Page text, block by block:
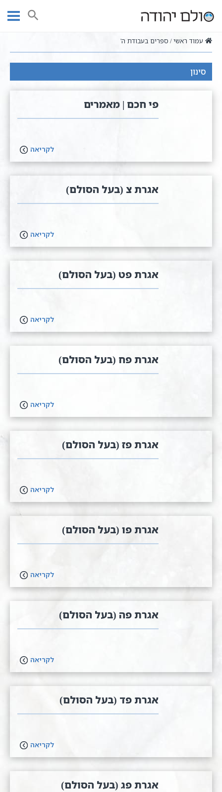
חיפוש
עמוד ראשי ספרים בעבודת ה'
פי חכם | מאמרים
לקריאה
אגרת צ (בעל הסולם)
לקריאה
אגרת פט (בעל הסולם)
לקריאה
אגרת פח (בעל הסולם)
לקריאה
אגרת פז (בעל הסולם)
לקריאה
אגרת פו (בעל הסולם)
לקריאה
אגרת פה (בעל הסולם)
לקריאה
אגרת פד (בעל הסולם)
לקריאה
אגרת פג (בעל הסולם)
סינון